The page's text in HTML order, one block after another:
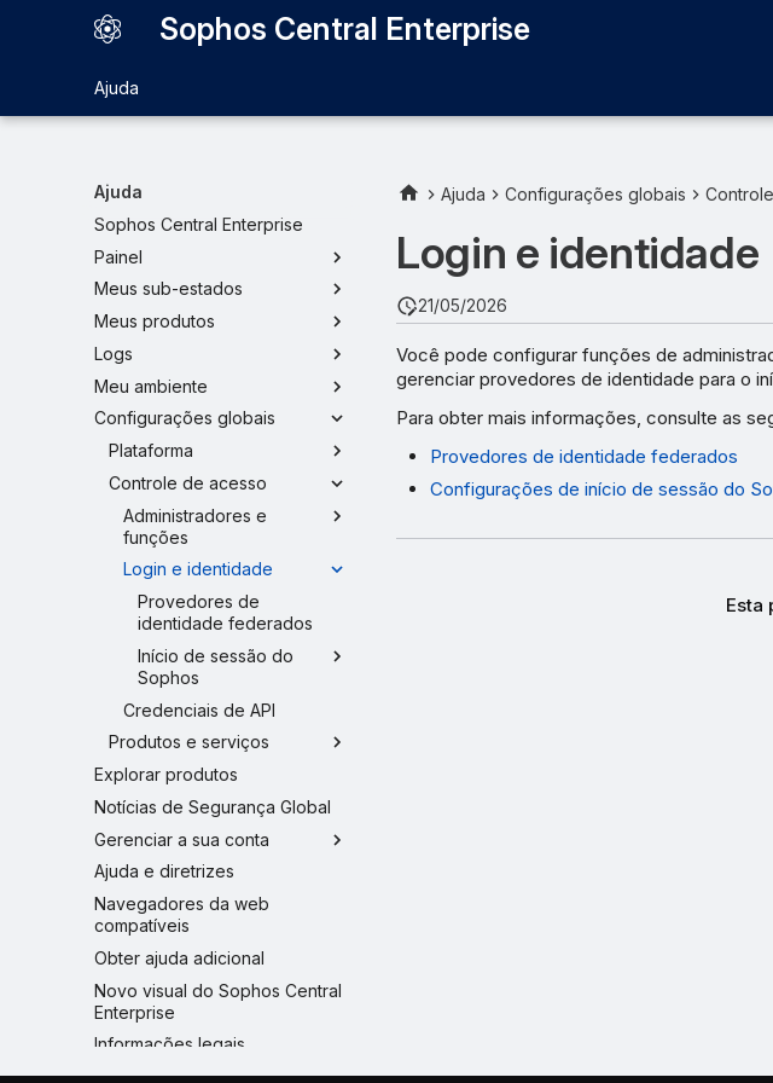
Sophos Central Enterprise
Ajuda
Ajuda
Sophos Central Enterprise
Painel
Meus sub-estados
Meus produtos
Logs
Meu ambiente
Configurações globais
Plataforma
Controle de acesso
Administradores e
funções
Login e identidade
Provedores de
identidade federados
Início de sessão do
Sophos
Credenciais de API
Produtos e serviços
Explorar produtos
Notícias de Segurança Global
Gerenciar a sua conta
Ajuda e diretrizes
Navegadores da web
compatíveis
Obter ajuda adicional
Novo visual do Sophos Central
Enterprise
Informações legais
Ajuda Configurações globais
Login e identidade
21/05/2026
Você pode configurar funções de
gerenciar provedores de identidade para o
Para obter mais informações, consulte as
Provedores de identidade federados
Configurações de início de sessão do
Esta